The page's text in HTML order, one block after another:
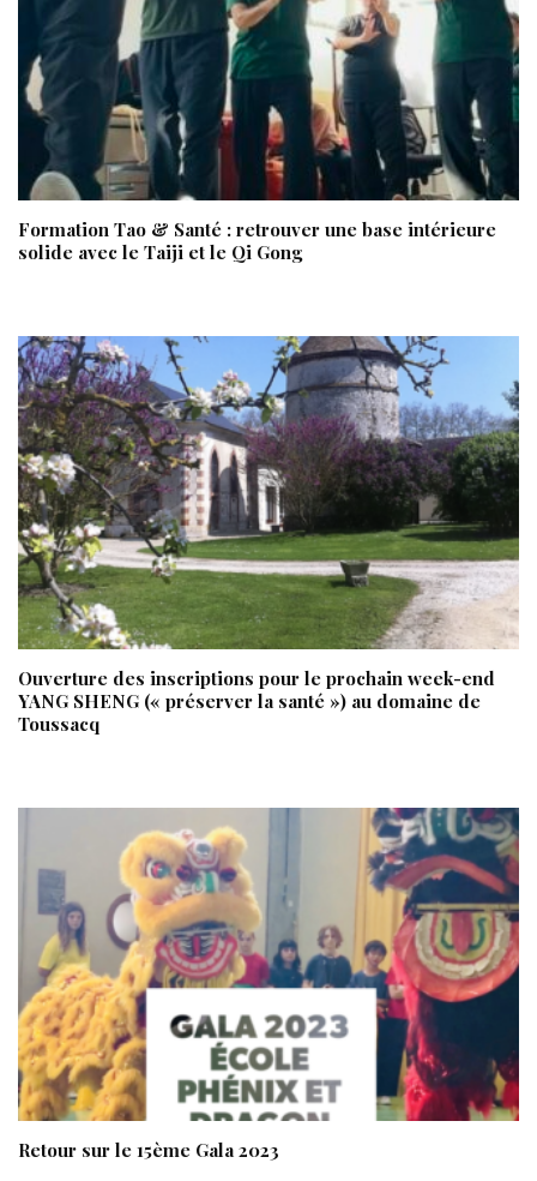
Formation Tao & Santé : retrouver une base intérieure
solide avec le Taiji et le Qi Gong
Ouverture des inscriptions pour le prochain week-end
YANG SHENG (« préserver la santé ») au domaine de
Toussacq
Retour sur le 15ème Gala 2023